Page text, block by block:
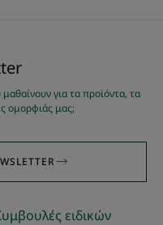
για τα προϊόντα, τα
ομορφιάς μας;
ειδικών